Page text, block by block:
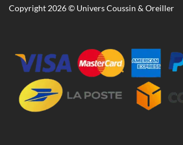
Copyright 2026 © Univers Coussin & Oreiller